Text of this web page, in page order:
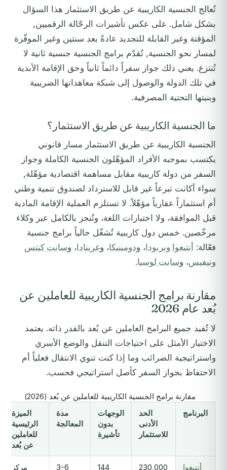
تُعالج الجنسية الكاريبية عن طريق الاستثمار هذا السؤال
بشكل شامل. على عكس تأشيرات الرحّالة الرقميين,
المؤقتة وغير القابلة للتجديد عادةً بعد سنتين وغير الموفّرة
لمسار نحو الجنسية, تُقدّم برامج الجنسية جنسية ثانية لا
تُنتزع. يعني ذلك جواز سفراً دائماً ثانياً وحق الإقامة الأبدية
في تلك الدولة والوصول إلى شبكة معاهداتها الضريبية
وبنيتها التحتية المصرفية.
ما الجنسية الكاريبية عن طريق الاستثمار؟
الجنسية الكاريبية عن طريق الاستثمار مسار قانوني
يكتسب بموجبه الأفراد المؤهّلون الجنسية الكاملة وجواز
السفر من دولة كاريبية مقابل مساهمة اقتصادية مؤهّلة,
سواء أكانت تبرعاً غير قابل للاسترداد لصندوق تنمية وطني
أم استثماراً عقارياً مؤهّلاً. لا تستلزم العملية الإقامة المادية
قبل الموافقة، ولا اختبارات اللغة، وتُنجز بالكامل عبر وكلاء
مرخّصين. خمس دول كاريبية تُشغّل حالياً برامج جنسية
فعّالة: أنتيغوا وبربودا ، ودومينيكا، وغرينادا ، وسانت كيتس
ونيفيس، وسانت لوسيا.
مقارنة برامج الجنسية الكاريبية للعاملين عن
بُعد عام 2026
لا تُفيد جميع البرامج العاملين عن بُعد بالقدر ذاته. يعتمد
الاختيار الأمثل على احتياجات التنقل والوضع الأسري
واستراتيجية الضرائب وما إذا كنت تنوي الانتقال فعلياً أم
الاحتفاظ بجواز السفر كأصل استراتيجي فحسب.
مقارنة برامج الجنسية الكاريبية للعاملين عن بُعد (2026)
البرنامج
الحد
الأدنى
للاستثمار
الوجهات
بدون
تأشيرة
مدة
المعالجة
الميزة
الرئيسية
للعاملين
عن بُعد
أنتيغوا 230,000
144
3-6 مركز